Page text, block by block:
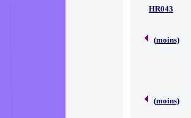
HR043
(moins)
(moins)